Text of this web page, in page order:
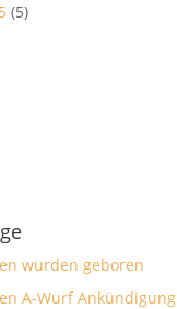
(5)
wurden geboren
A-Wurf Ankündigung